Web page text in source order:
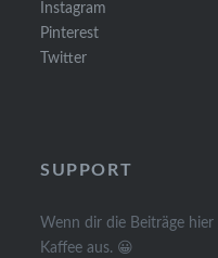
Instagram
Pinterest
Twitter
SUPPORT
Wenn dir die Beiträge
Kaffee aus. 😀